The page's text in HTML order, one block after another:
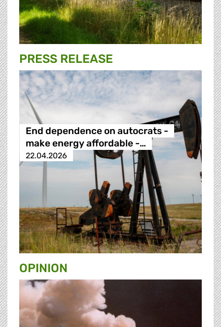
PRESS RELEASE
End dependence on autocrats -
make energy affordable -…
22.04.2026
OPINION